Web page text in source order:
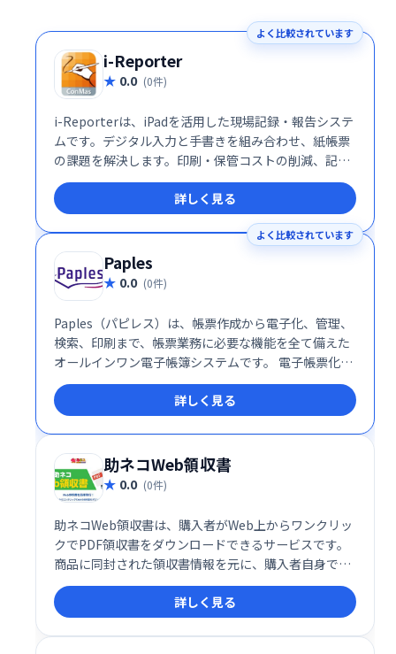
よく比較されています
i-Reporter
0.0 (0件)
i-Reporterは、iPadを活用した現場記録・報告システ
ムです。デジタル入力と手書きを組み合わせ、紙帳票
の課題を解決します。印刷・保管コストの削減、記入
ミス防止、情報検索の迅速化、データ紛失リスクの軽
減を実現し、業務効率の大幅な向上に貢献します。現
場作業のデジタル化によるスムーズな情報共有と、迅
速な意思決定を支援します。
詳しく見る
よく比較されています
Paples
0.0 (0件)
Paples（パピレス）は、帳票作成から電子化、管理、
検索、印刷まで、帳票業務に必要な機能を全て備えた
オールインワン電子帳簿システムです。 電子帳票化に
よるペーパーレス化や業務効率化を実現し、高速検索
機能で必要な情報にも瞬時にアクセスできます。煩雑
な帳票業務をシンプルに、スピーディーに処理したい
企業に最適です。
詳しく見る
助ネコWeb領収書
0.0 (0件)
助ネコWeb領収書は、購入者がWeb上からワンクリッ
クでPDF領収書をダウンロードできるサービスです。
商品に同封された領収書情報を元に、購入者自身で簡
単にPDF領収書を入手可能。手書きや郵送の手間を省
き、業務効率化とコスト削減を実現します。 面倒な領
収書発行業務から解放され、お客様とスムーズな取引
を実現しましょう。
詳しく見る